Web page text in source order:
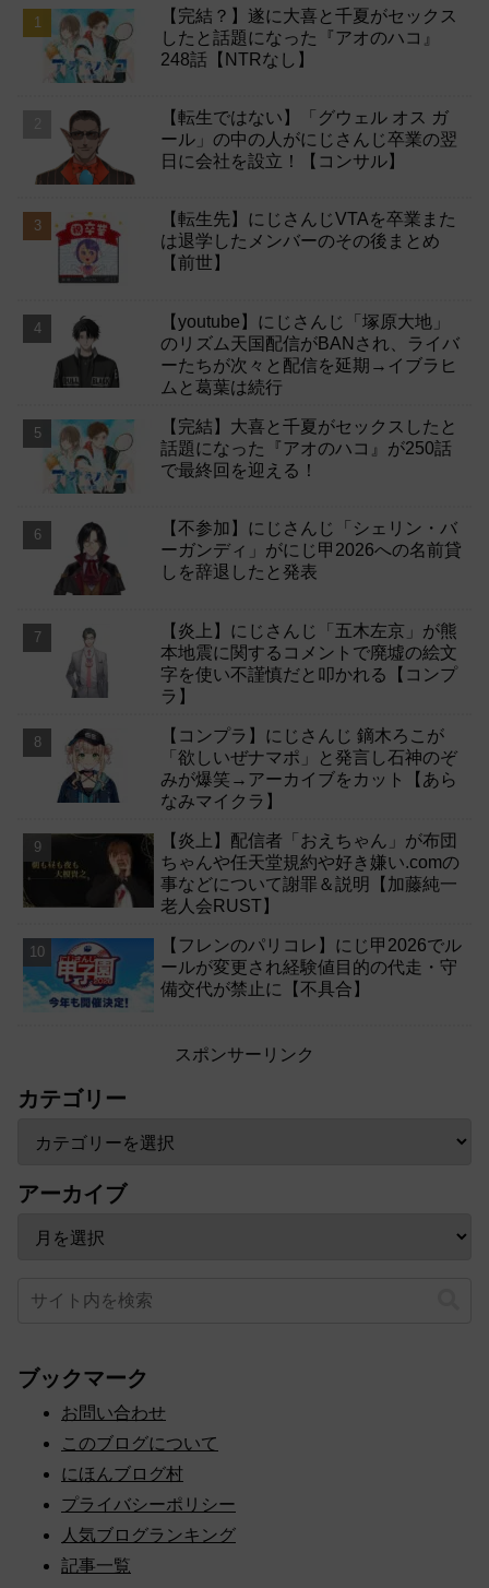
【完結？】遂に大喜と千夏がセックス
したと話題になった『アオのハコ』
248話【NTRなし】
【転生ではない】「グウェル オス ガ
ール」の中の人がにじさんじ卒業の翌
日に会社を設立！【コンサル】
【転生先】にじさんじVTAを卒業また
は退学したメンバーのその後まとめ
【前世】
【youtube】にじさんじ「塚原大地」
のリズム天国配信がBANされ、ライバ
ーたちが次々と配信を延期→イブラヒ
ムと葛葉は続行
【完結】大喜と千夏がセックスしたと
話題になった『アオのハコ』が250話
で最終回を迎える！
【不参加】にじさんじ「シェリン・バ
ーガンディ」がにじ甲2026への名前貸
しを辞退したと発表
【炎上】にじさんじ「五木左京」が熊
本地震に関するコメントで廃墟の絵文
字を使い不謹慎だと叩かれる【コンプ
ラ】
【コンプラ】にじさんじ 鏑木ろこが
「欲しいぜナマポ」と発言し石神のぞ
みが爆笑→アーカイブをカット【あら
なみマイクラ】
【炎上】配信者「おえちゃん」が布団
ちゃんや任天堂規約や好き嫌い.comの
事などについて謝罪＆説明【加藤純一
老人会RUST】
【フレンのパリコレ】にじ甲2026でル
ールが変更され経験値目的の代走・守
備交代が禁止に【不具合】
スポンサーリンク
カテゴリー
アーカイブ
ブックマーク
お問い合わせ
このブログについて
にほんブログ村
プライバシーポリシー
人気ブログランキング
記事一覧